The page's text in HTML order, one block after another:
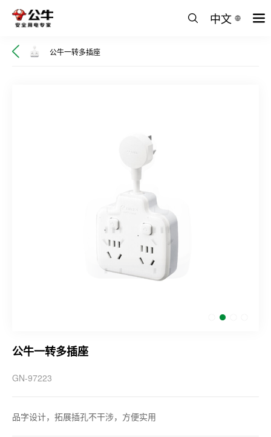
中文
公牛一转多插座
公牛一转多插座
GN-97223
品字设计，拓展插孔不干涉，方便实用